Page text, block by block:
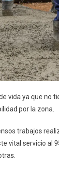
vida ya que no
por la zona.
trabajos
vital servicio al